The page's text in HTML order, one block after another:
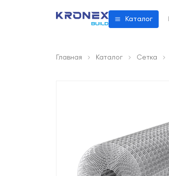
Каталог
Главная Каталог Сетка